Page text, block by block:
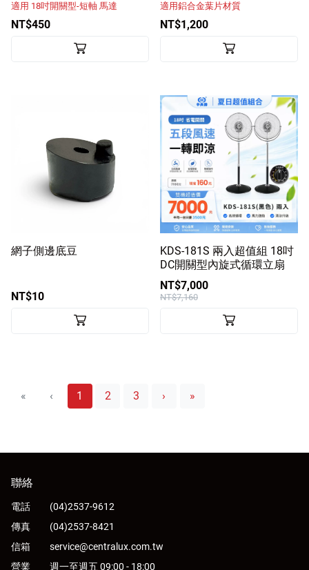
適用 18吋開關型-短軸 馬達
NT$450
適用鋁合金葉片材質
NT$1,200
網子側邊底豆
NT$10
KDS-181S 兩入超值組 18吋
DC開關型內旋式循環立扇
NT$7,000
NT$7,160
« ‹ 1 2 3 › »
聯絡
電話
(04)2537-9612
傳真
(04)2537-8421
信箱
service@centralux.com.tw
營業
週一至週五 09:00 - 18:00